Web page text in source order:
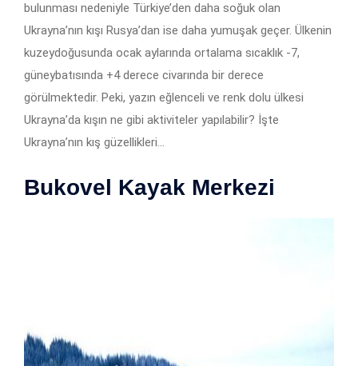
bulunması nedeniyle Türkiye’den daha soğuk olan
Ukrayna’nın kışı Rusya’dan ise daha yumuşak geçer. Ülkenin
kuzeydoğusunda ocak aylarında ortalama sıcaklık -7,
güneybatısında +4 derece civarında bir derece
görülmektedir. Peki, yazın eğlenceli ve renk dolu ülkesi
Ukrayna’da kışın ne gibi aktiviteler yapılabilir? İşte
Ukrayna’nın kış güzellikleri…
Bukovel Kayak Merkezi